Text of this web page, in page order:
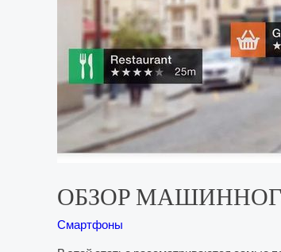
ОБЗОР
Смартфоны